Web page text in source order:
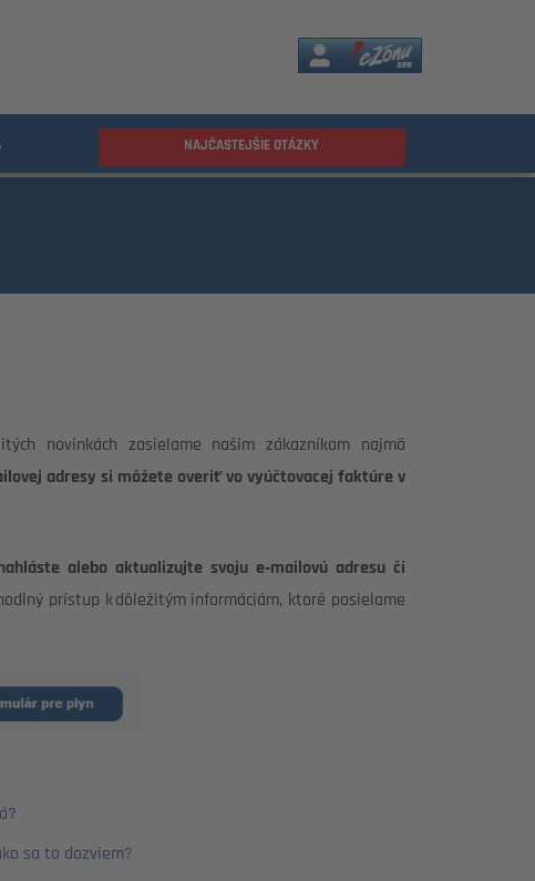
eZóna
NAJČASTEJŠIE OTÁZKY
novinkách zasielame našim zákazníkom najmä
adresy si môžete overiť vo vyúčtovacej faktúre v
alebo aktualizujte svoju e‑mailovú adresu či
prístup k dôležitým informáciám, ktoré posielame
sa to dozviem?